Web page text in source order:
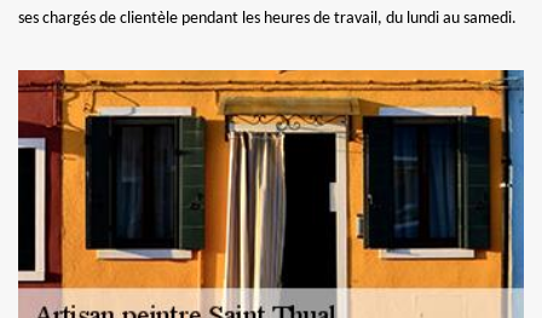
ses chargés de clientèle pendant les heures de travail, du lundi au samedi.